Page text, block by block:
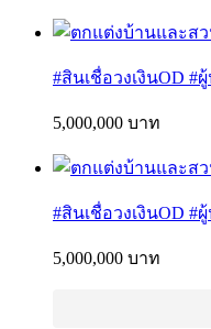
#สินเชื่อวงเงินOD #
5,000,000 บาท
#สินเชื่อวงเงินOD #
5,000,000 บาท